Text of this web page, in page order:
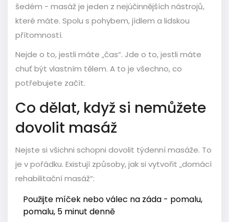
šedém - masáž je jeden z nejúčinnějších nástrojů,
které máte. Spolu s pohybem, jídlem a lidskou
přítomností.
Nejde o to, jestli máte „čas“. Jde o to, jestli máte
chuť být vlastním tělem. A to je všechno, co
potřebujete začít.
Co dělat, když si nemůžete
dovolit masáž
Nejste si všichni schopni dovolit týdenní masáže. To
je v pořádku. Existují způsoby, jak si vytvořit „domácí
rehabilitační masáž“:
Použijte míček nebo válec na záda - pomalu,
pomalu, 5 minut denně